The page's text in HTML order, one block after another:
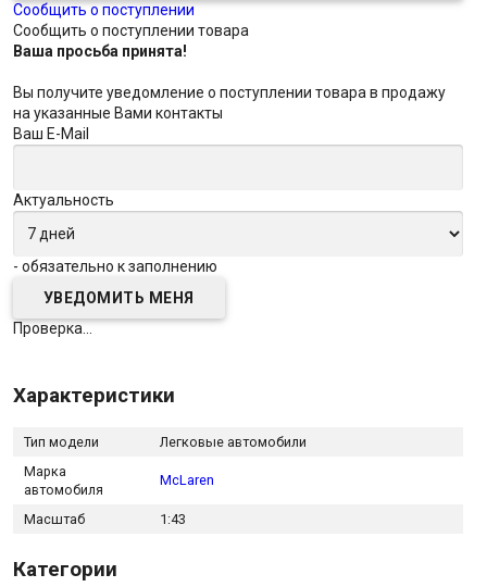
Сообщить о поступлении
Сообщить о поступлении товара
Ваша просьба принята!
Вы получите уведомление о поступлении товара в продажу
на указанные Вами контакты
Ваш E-Mail
Актуальность
- обязательно к заполнению
Проверка...
Характеристики
Тип модели
Легковые автомобили
Марка
автомобиля
McLaren
Масштаб 1:43
Категории